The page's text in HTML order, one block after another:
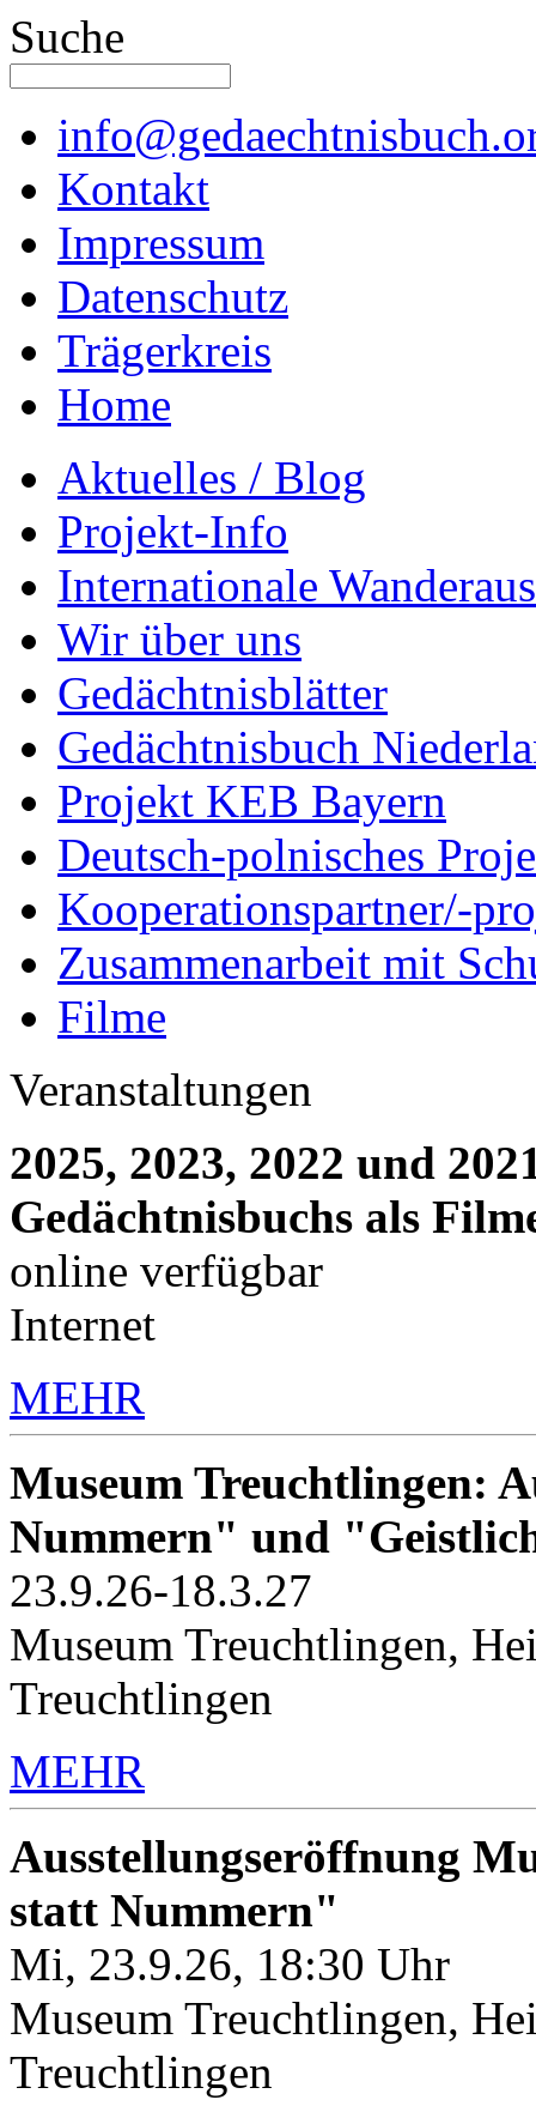
Suche
Kontakt
Impressum
Datenschutz
Trägerkreis
Home
Aktuelles / Blog
Projekt-Info
Internationale
Wir über uns
Gedächtnisblätter
Gedächtnisbuch
Projekt KEB Bayern
Deutsch-polnisches
Kooperationspartner/-
Zusammenarbeit mit
Filme
Veranstaltungen
2025, 2023, 2022 und
Gedächtnisbuchs als
online verfügbar
Internet
MEHR
Museum Treuchtlingen:
Nummern" und
23.9.26-18.3.27
Museum Treuchtlingen,
Treuchtlingen
MEHR
Ausstellungseröffnung
statt Nummern"
Mi, 23.9.26, 18:30 Uhr
Museum Treuchtlingen,
Treuchtlingen